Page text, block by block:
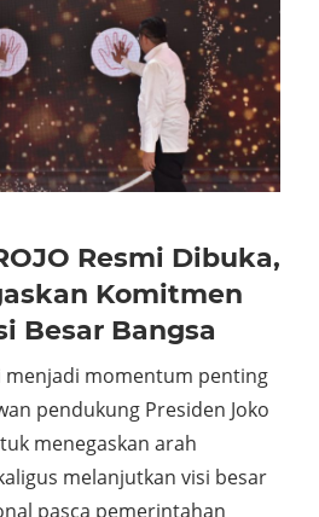
Resmi Dibuka,
Komitmen
Besar Bangsa
menjadi momentum penting
pendukung Presiden Joko
menegaskan arah
melanjutkan visi besar
pasca pemerintahan